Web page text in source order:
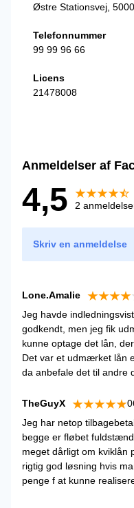
Østre Stationsvej,
Telefonnummer
99 99 96 66
Licens
21478008
Anmeldelser af
4,5 2
Skriv en anmeldelse
Lone.Amalie
Jeg havde
godkendt, men jeg fik
kunne optage det lån,
Det var et udmærket lån
da anbefale det til andre
TheGuyX
Jeg har netop
begge er fløbet
meget dårligt om kviklån
rigtig god løsning hvis
penge f at kunne